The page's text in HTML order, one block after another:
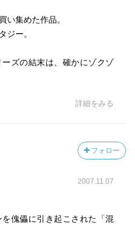
い集めた作品。
ジー。
ズの結末は、確かにゾクゾ
詳細をみる
フォロー
2007.11.07
傀儡に引き起こされた「混